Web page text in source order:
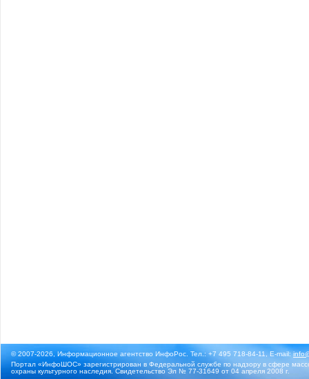
© 2007-2026, Информационное агентство ИнфоРос. Тел.: +7 495 718-84-11, E-mail:
Портал «ИнфоШОС» зарегистрирован в Федеральной службе по надзору в сфере
охраны культурного наследия. Свидетельство Эл № 77-31649 от 04 апреля 2008 г.